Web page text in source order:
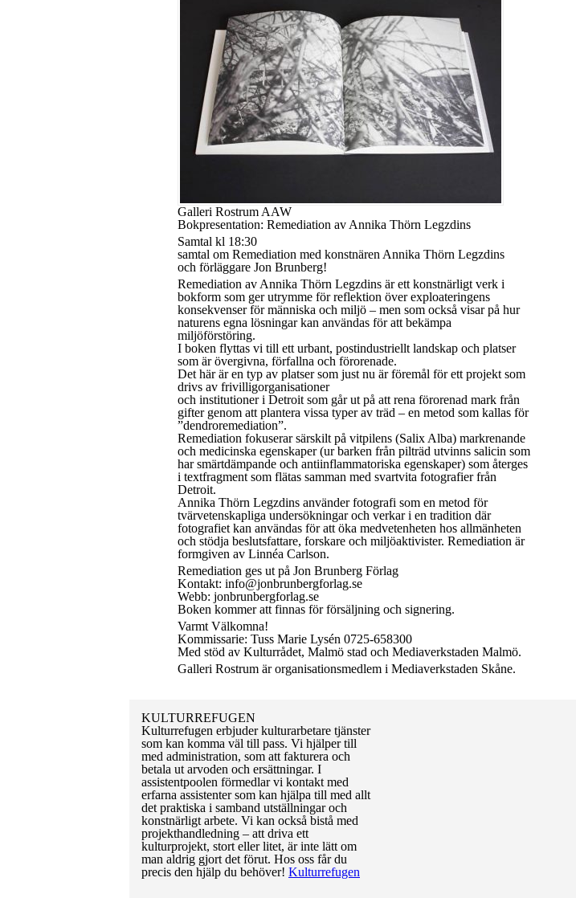
Galleri Rostrum AAW
Bokpresentation: Remediation av Annika Thörn Legzdins
Samtal kl 18:30
samtal om Remediation med konstnären Annika Thörn Legzdins
och förläggare Jon Brunberg!
Remediation av Annika Thörn Legzdins är ett konstnärligt verk i
bokform som ger utrymme för reflektion över exploateringens
konsekvenser för människa och miljö – men som också visar på hur
naturens egna lösningar kan användas för att bekämpa
miljöförstöring.
I boken flyttas vi till ett urbant, postindustriellt landskap och platser
som är övergivna, förfallna och förorenade.
Det här är en typ av platser som just nu är föremål för ett projekt som
drivs av frivilligorganisationer
och institutioner i Detroit som går ut på att rena förorenad mark från
gifter genom att plantera vissa typer av träd – en metod som kallas för
”dendroremediation”.
Remediation fokuserar särskilt på vitpilens (Salix Alba) markrenande
och medicinska egenskaper (ur barken från pilträd utvinns salicin som
har smärtdämpande och antiinflammatoriska egenskaper) som återges
i textfragment som flätas samman med svartvita fotografier från
Detroit.
Annika Thörn Legzdins använder fotografi som en metod för
tvärvetenskapliga undersökningar och verkar i en tradition där
fotografiet kan användas för att öka medvetenheten hos allmänheten
och stödja beslutsfattare, forskare och miljöaktivister. Remediation är
formgiven av Linnéa Carlson.
Remediation ges ut på Jon Brunberg Förlag
Kontakt: info@jonbrunbergforlag.se
Webb: jonbrunbergforlag.se
Boken kommer att finnas för försäljning och signering.
Varmt Välkomna!
Kommissarie: Tuss Marie Lysén 0725-658300
Med stöd av Kulturrådet, Malmö stad och Mediaverkstaden Malmö.
Galleri Rostrum är organisationsmedlem i Mediaverkstaden Skåne.
KULTURREFUGEN
Kulturrefugen erbjuder kulturarbetare tjänster
som kan komma väl till pass. Vi hjälper till
med administration, som att fakturera och
betala ut arvoden och ersättningar. I
assistentpoolen förmedlar vi kontakt med
erfarna assistenter som kan hjälpa till med allt
det praktiska i samband utställningar och
konstnärligt arbete. Vi kan också bistå med
projekthandledning – att driva ett
kulturprojekt, stort eller litet, är inte lätt om
man aldrig gjort det förut. Hos oss får du
precis den hjälp du behöver! Kulturrefugen